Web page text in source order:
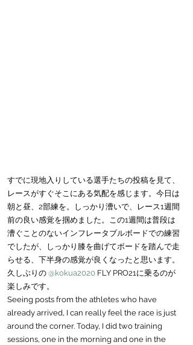
すでに現地入りしている選手たちの投稿を見て、
レースがすぐそこにある気配を感じます。今日は
朝と昼、2部練を。しっかり漕いで、レース1週間
前の良い感覚を掴めました。この1週間は普段は
漕ぐことのないインフレータブルボードでの練習
でしたが、しっかり膝を曲げてボードを踏んで走
らせる、下半身の感覚が良くなったと思います。
久しぶりの @kokua2020 FLY PRO21に乗るのが
楽しみです。
Seeing posts from the athletes who have
already arrived, I can really feel the race is just
around the corner. Today, I did two training
sessions, one in the morning and one in the